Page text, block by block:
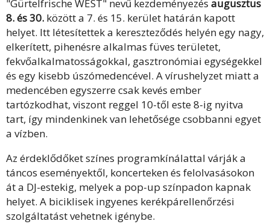
"Gürtelfrische WEST" nevű kezdeményezés augusztus
8. és 30. között a 7. és 15. kerület határán kapott
helyet. Itt létesítettek a kereszteződés helyén egy nagy,
elkerített, pihenésre alkalmas füves területet,
fekvőalkalmatosságokkal, gasztronómiai egységekkel
és egy kisebb úszómedencével. A vírushelyzet miatt a
medencében egyszerre csak kevés ember
tartózkodhat, viszont reggel 10-től este 8-ig nyitva
tart, így mindenkinek van lehetősége csobbanni egyet
a vízben.
Az érdeklődőket színes programkínálattal várják a
táncos eseményektől, koncerteken és felolvasásokon
át a DJ-estekig, melyek a pop-up színpadon kapnak
helyet. A biciklisek ingyenes kerékpárellenőrzési
szolgáltatást vehetnek igénybe.